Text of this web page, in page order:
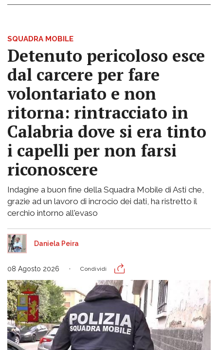
SQUADRA MOBILE
Detenuto pericoloso esce
dal carcere per fare
volontariato e non
ritorna: rintracciato in
Calabria dove si era tinto
i capelli per non farsi
riconoscere
Indagine a buon fine della Squadra Mobile di Asti che,
grazie ad un lavoro di incrocio dei dati, ha ristretto il
cerchio intorno all'evaso
Daniela Peira
08 Agosto 2026 Condividi